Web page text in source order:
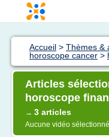
Accueil > Thèmes &
horoscope cancer >
Articles
horoscope
→ 3 articles
Aucune vidéo